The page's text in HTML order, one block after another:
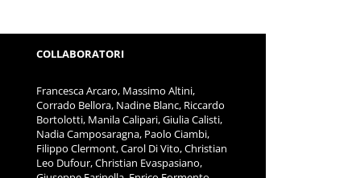
COLLABORATORI
Francesca Arcaro, Massimo Altini,
Corrado Bellora, Nadine Blanc, Riccardo
Bortolotti, Manila Calipari, Giulia Calisti,
Nadia Camposaragna, Paolo Ciambi,
Filippo Clermont, Carol Di Vito, Christian
Leo Dufour, Christian Evaspasiano,